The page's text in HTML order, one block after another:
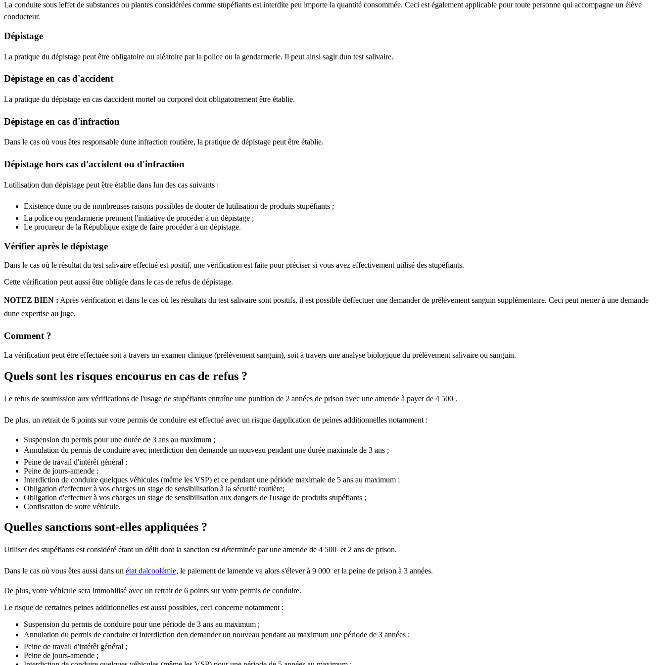
La conduite sous leffet de substances ou plantes considérées comme stupéfiants est interdite peu importe la quantité consommée. Ceci est également applicable pour toute personne qui accompagne un élève
conducteur.
Dépistage
La pratique du dépistage peut être obligatoire ou aléatoire par la police ou la gendarmerie. Il peut ainsi sagir dun test salivaire.
Dépistage en cas d'accident
La pratique du dépistage en cas daccident mortel ou corporel doit obligatoirement être établie.
Dépistage en cas d'infraction
Dans le cas où vous êtes responsable dune infraction routière, la pratique de dépistage peut être établie.
Dépistage hors cas d'accident ou d'infraction
Lutilisation dun dépistage peut être établie dans lun des cas suivants :
Existence dune ou de nombreuses raisons possibles de douter de lutilisation de produits stupéfiants ;
La police ou gendarmerie prennent l'initiative de procéder à un dépistage ;
Le procureur de la République exige de faire procéder à un dépistage.
Vérifier après le dépistage
Dans le cas où le résultat du test salivaire effectué est positif, une vérification est faite pour préciser si vous avez effectivement utilisé des stupéfiants.
Cette vérification peut aussi être obligée dans le cas de refus de dépistage.
NOTEZ BIEN : Après vérification et dans le cas où les résultats du test salivaire sont positifs, il est possible deffectuer une demander de prélèvement sanguin supplémentaire. Ceci peut mener à une demande
dune expertise au juge.
Comment ?
La vérification peut être effectuée soit à travers un examen clinique (prélèvement sanguin), soit à travers une analyse biologique du prélèvement salivaire ou sanguin.
Quels sont les risques encourus en cas de refus ?
Le refus de soumission aux vérifications de l'usage de stupéfiants entraîne une punition de 2 années de prison avec une amende à payer de 4 500 .
De plus, un retrait de 6 points sur votre permis de conduire est effectué avec un risque dapplication de peines additionnelles notamment :
Suspension du permis pour une durée de 3 ans au maximum ;
Annulation du permis de conduire avec interdiction den demande un nouveau pendant une durée maximale de 3 ans ;
Peine de travail d'intérêt général ;
Peine de jours-amende ;
Interdiction de conduire quelques véhicules (même les VSP) et ce pendant une période maximale de 5 ans au maximum ;
Obligation d'effectuer à vos charges un stage de sensibilisation à la sécurité routière;
Obligation d'effectuer à vos charges un stage de sensibilisation aux dangers de l'usage de produits stupéfiants ;
Confiscation de votre véhicule.
Quelles sanctions sont-elles appliquées ?
Utiliser des stupéfiants est considéré étant un délit dont la sanction est déterminée par une amende de 4 500  et 2 ans de prison.
Dans le cas où vous êtes aussi dans un état dalcoolémie, le paiement de lamende va alors s'élever à 9 000  et la peine de prison à 3 années.
De plus, votre véhicule sera immobilisé avec un retrait de 6 points sur votre permis de conduire.
Le risque de certaines peines additionnelles est aussi possibles, ceci concerne notamment :
Suspension du permis de conduire pour une période de 3 ans au maximum ;
Annulation du permis de conduire et interdiction den demander un nouveau pendant au maximum une période de 3 années ;
Peine de travail d'intérêt général ;
Peine de jours-amende ;